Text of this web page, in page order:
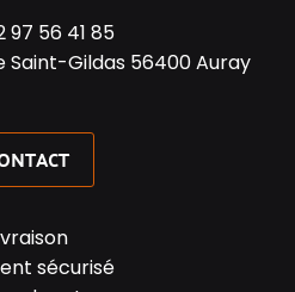
97 56 41 85
Saint-Gildas 56400 Auray
sécurisé